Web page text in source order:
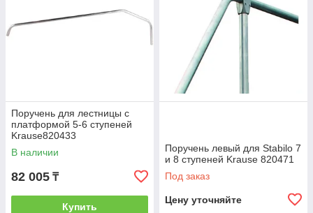
Поручень для лестницы с
платформой 5-6 ступеней
Krause820433
В наличии
82 005 ₸
Купить
Поручень левый для Stabilo 7
и 8 ступеней Krause 820471
Под заказ
Цену уточняйте